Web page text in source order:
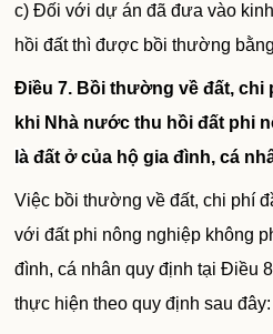
c) Đối với dự án đã đưa vào
hồi đất thì được bồi thường
Điều 7. Bồi thường về đất, chi
khi Nhà nước thu hồi đất phi
là đất ở của hộ gia đình, cá
Việc bồi thường về đất, chi phí
với đất phi nông nghiệp không
đình, cá nhân quy định tại Điều
thực hiện theo quy định sau đây: